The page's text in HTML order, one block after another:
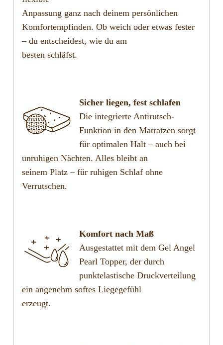
Anpassung ganz nach deinem persönlichen
Komfortempfinden. Ob weich oder etwas fester
– du entscheidest, wie du am
besten schläfst.
Sicher liegen, fest schlafen
Die integrierte Antirutsch-
Funktion in den Matratzen sorgt
für optimalen Halt – auch bei
unruhigen Nächten. Alles bleibt an
seinem Platz – für ruhigen Schlaf ohne
Verrutschen.
Komfort nach Maß
Ausgestattet mit dem Gel Angel
Pearl Topper, der durch
punktelastische Druckverteilung
ein angenehm softes Liegegefühl
erzeugt.